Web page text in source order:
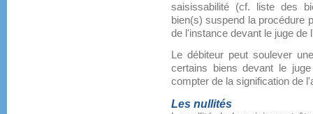
saisissabilité (cf. liste des
bien(s) suspend la procédure
de l'instance devant le juge de
Le débiteur peut soulever
certains biens devant le
compter de la signification de
Les nullités